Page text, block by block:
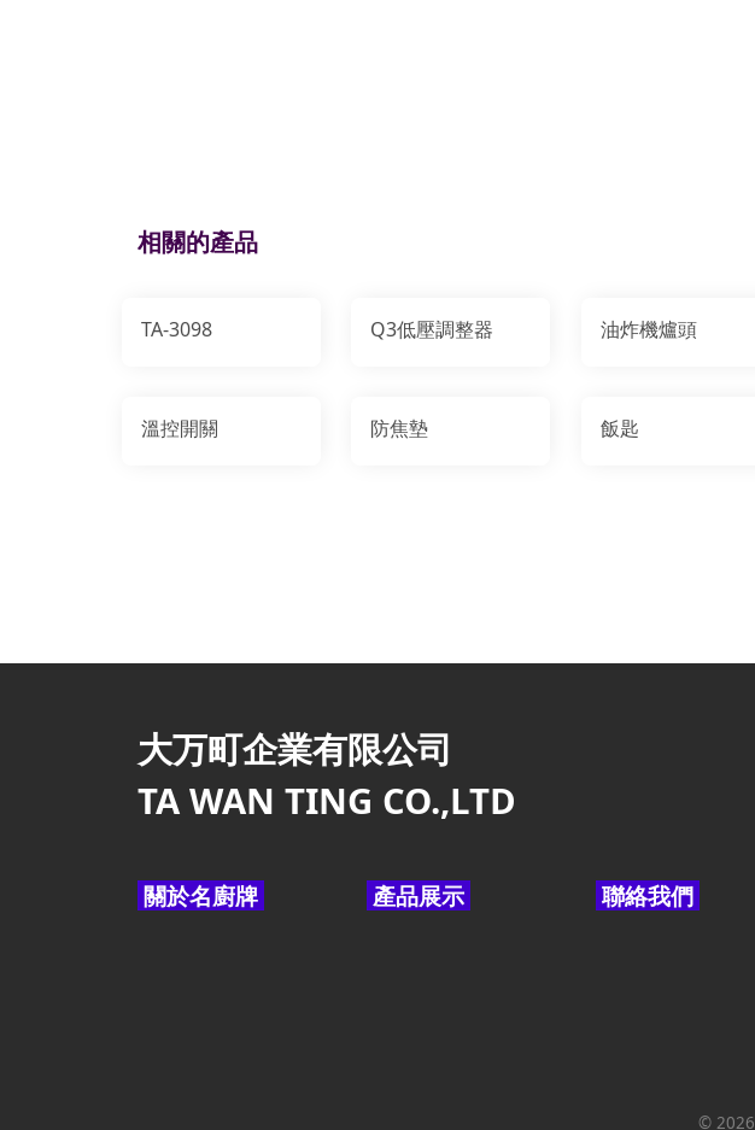
相關的產品
TA-3098 Q3低壓調整器 油炸機爐頭
溫控開關 防焦墊 飯匙
大万町企業有限公司
TA WAN TING CO.,LTD
關於名廚牌 產品展示 聯絡我們
© 2026